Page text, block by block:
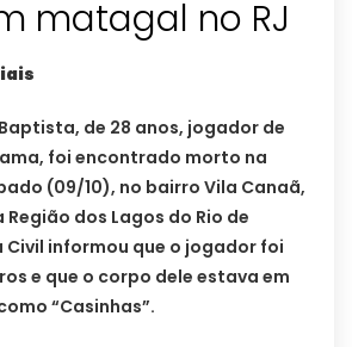
matagal no RJ
de 28 anos, jogador de
foi encontrado morto na
(09/10), no bairro Vila Canaã,
dos Lagos do Rio de
Civil informou que o jogador foi
e que o corpo dele estava em
“Casinhas”.